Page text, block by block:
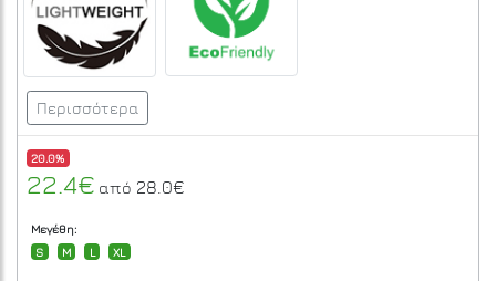
Περισσότερα
20.0%
22.4€ από 28.0€
Μεγέθη:
S
M L XL